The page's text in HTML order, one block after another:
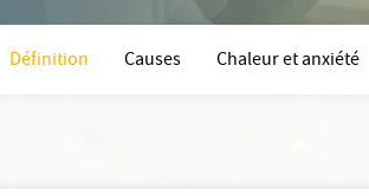
Définition Causes Chaleur et anxiété